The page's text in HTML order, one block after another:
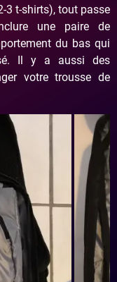
3 t-shirts), tout passe
une paire de
du bas qui
Il y a aussi des
votre trousse de